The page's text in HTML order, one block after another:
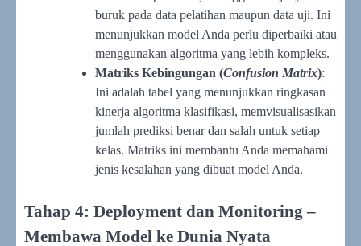
buruk pada data pelatihan maupun data uji. Ini
menunjukkan model Anda perlu diperbaiki atau
menggunakan algoritma yang lebih kompleks.
Matriks Kebingungan (Confusion Matrix):
Ini adalah tabel yang menunjukkan ringkasan
kinerja algoritma klasifikasi, memvisualisasikan
jumlah prediksi benar dan salah untuk setiap
kelas. Matriks ini membantu Anda memahami
jenis kesalahan yang dibuat model Anda.
Tahap 4: Deployment dan Monitoring –
Membawa Model ke Dunia Nyata